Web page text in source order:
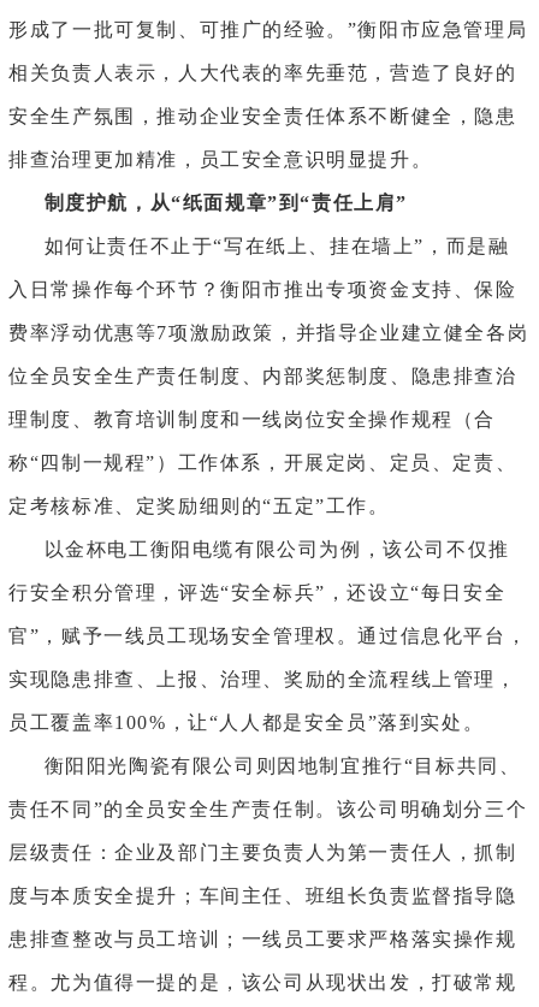
形成了一批可复制、可推广的经验。”衡阳市应急管理局
相关负责人表示，人大代表的率先垂范，营造了良好的
安全生产氛围，推动企业安全责任体系不断健全，隐患
排查治理更加精准，员工安全意识明显提升。
制度护航 ， 从“纸面规章”到“责任上肩”
如何让责任不止于“写在纸上、挂在墙上”，而是融
入日常操作每个环节？衡阳市推出专项资金支持、保险
费率浮动优惠等7项激励政策，并指导企业建立健全各岗
位全员安全生产责任制度、内部奖惩制度、隐患排查治
理制度、教育培训制度和一线岗位安全操作规程（合
称“四制一规程”）工作体系，开展定岗、定员、定责、
定考核标准、定奖励细则的“五定”工作。
以金杯电工衡阳电缆有限公司为例，该公司不仅推
行安全积分管理，评选“安全标兵”，还设立“每日安全
官”，赋予一线员工现场安全管理权。通过信息化平台，
实现隐患排查、上报、治理、奖励的全流程线上管理，
员工覆盖率100%，让“人人都是安全员”落到实处。
衡阳阳光陶瓷有限公司则因地制宜推行“目标共同、
责任不同”的全员安全生产责任制。该公司明确划分三个
层级责任：企业及部门主要负责人为第一责任人，抓制
度与本质安全提升；车间主任、班组长负责监督指导隐
患排查整改与员工培训；一线员工要求严格落实操作规
程。尤为值得一提的是，该公司从现状出发，打破常规